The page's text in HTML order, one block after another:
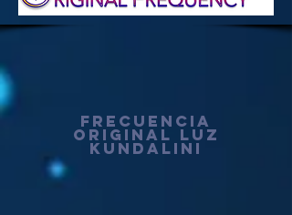
FRECUENCIA
Original luz
KUNDALINI